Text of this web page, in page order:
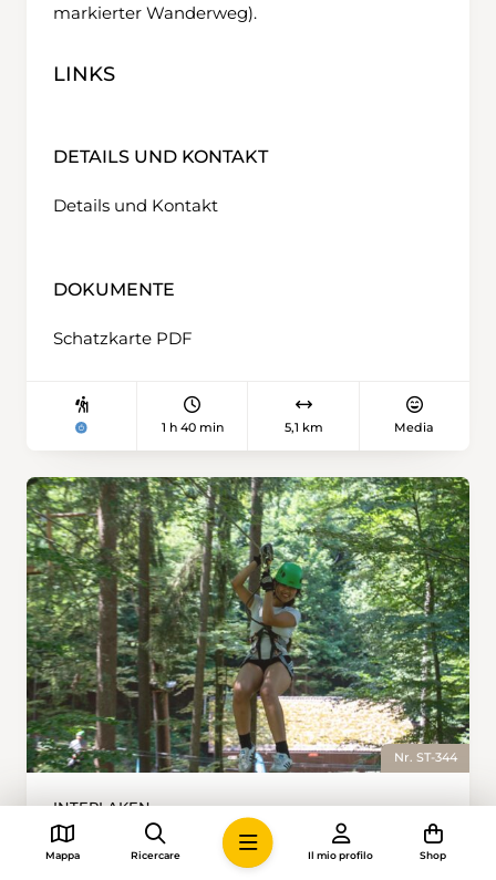
markierter Wanderweg).
LINKS
DETAILS UND KONTAKT
Details und Kontakt
DOKUMENTE
Schatzkarte PDF
1 h 40 min 5,1 km Media
Nr. ST-344
INTERLAKEN
Seilpark Interlaken
Die perfekte Schulreise beinhaltet zwei
Mappa Ricercare Il mio profilo Shop